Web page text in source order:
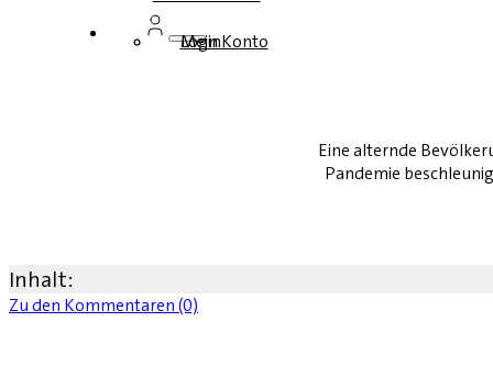
Login
Mein Konto
Eine alternde
Pandemie
Inhalt:
Zu den Kommentaren (0)